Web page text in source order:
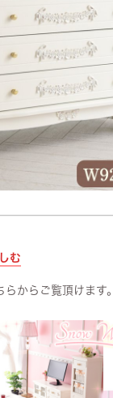
む
からご覧頂けます。